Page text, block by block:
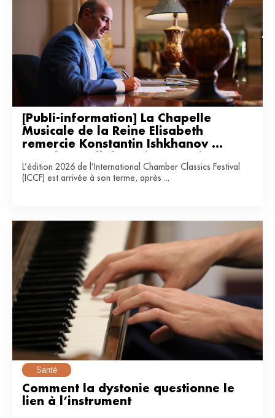
[Publi-information] La Chapelle
Musicale de la Reine Elisabeth
remercie Konstantin Ishkhanov
l'édition 2026 de l’ICCF
L’édition 2026 de l’International Chamber Classics Festival
(ICCF) est arrivée à son terme, après ...
Santé
Comment la dystonie questionne le
lien à l’instrument